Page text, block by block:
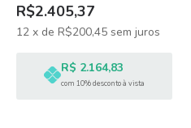
R$2.405,37
12 x de R$200,45 sem juros
R$ 2.164,83
com 10% desconto à vista